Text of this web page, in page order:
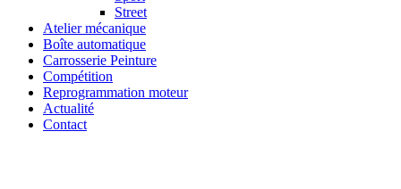
Street
Atelier mécanique
Boîte automatique
Carrosserie Peinture
Compétition
Reprogrammation moteur
Actualité
Contact